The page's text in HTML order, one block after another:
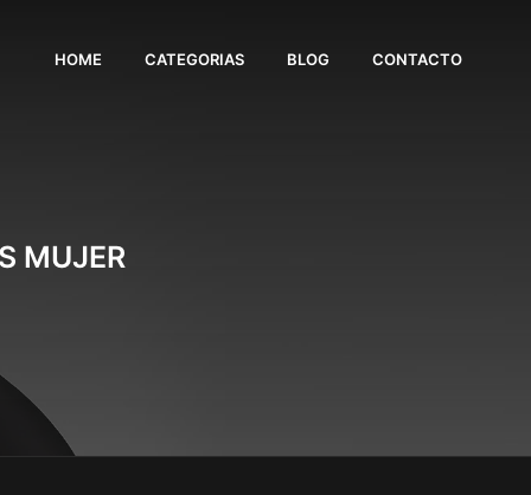
HOME CATEGORIAS BLOG CONTACTO
MUJER